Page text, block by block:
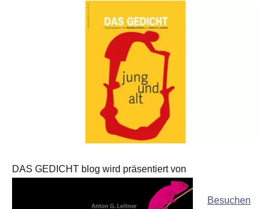
DAS GEDICHT blog wird präsentiert von
Besuchen